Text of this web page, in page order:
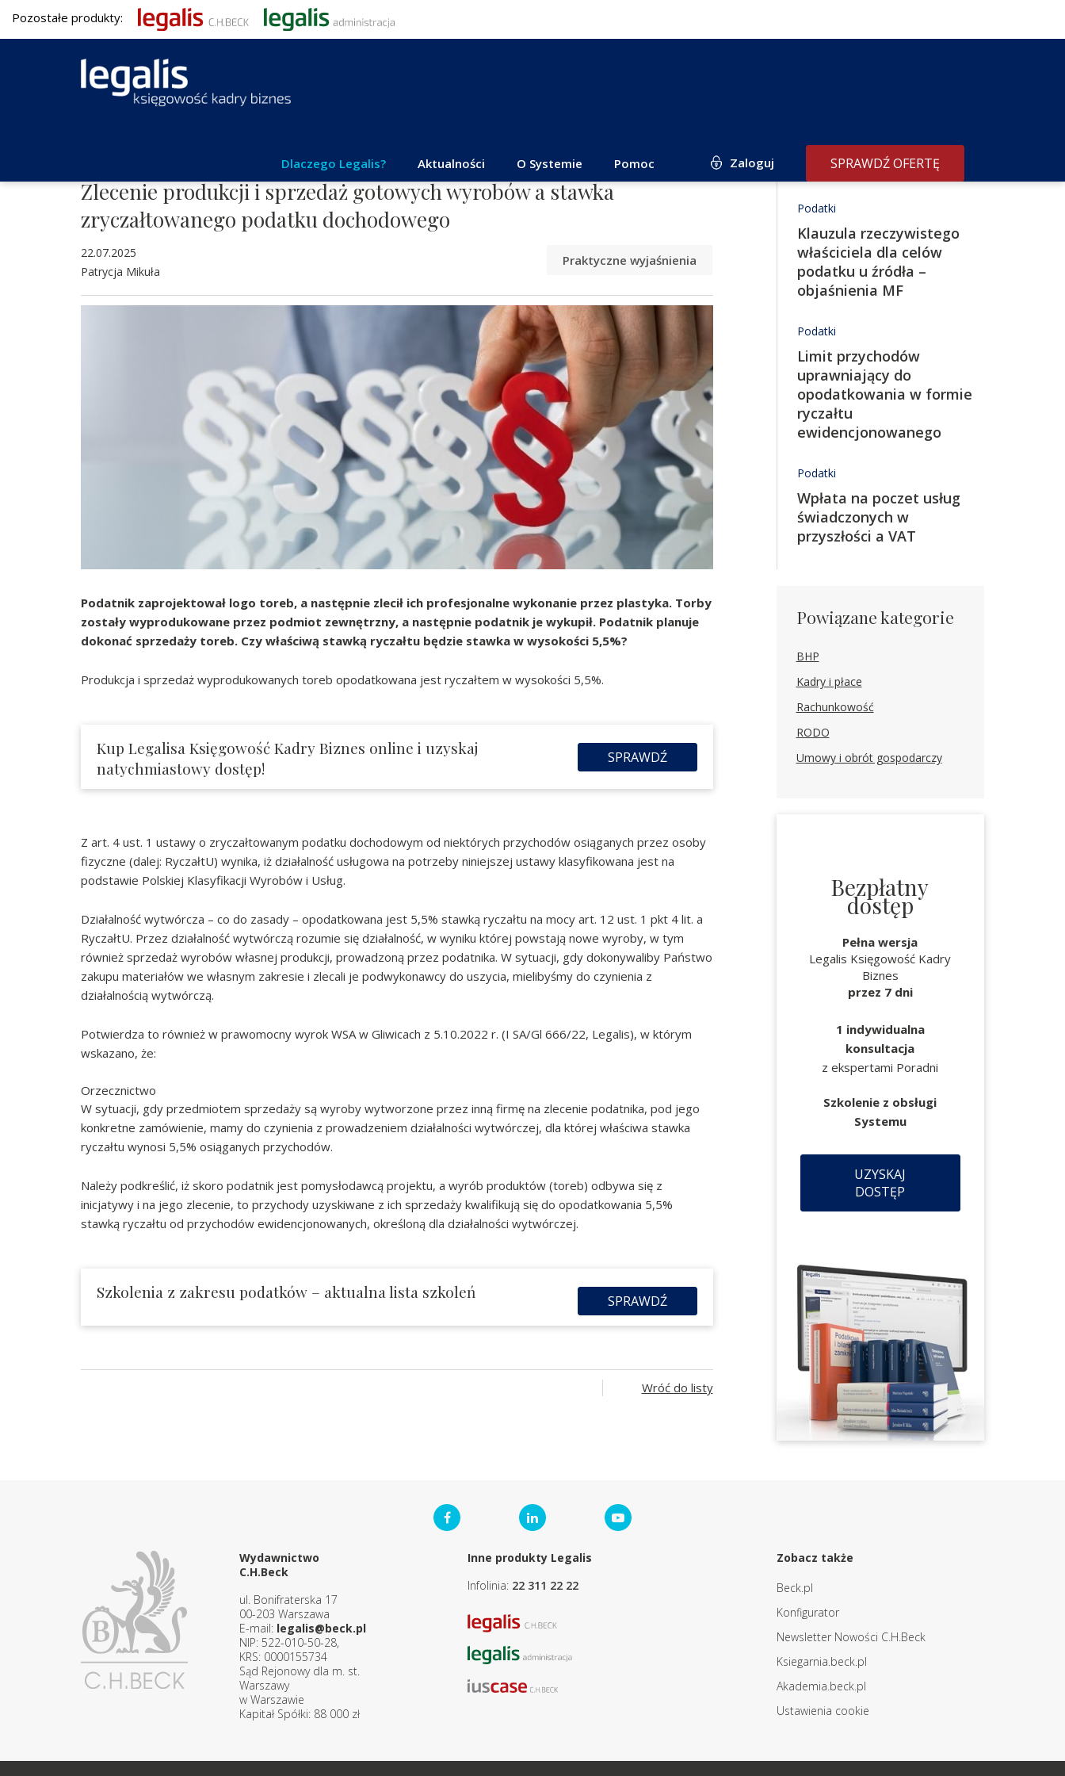
Pozostałe produkty:
Dlaczego Legalis? Aktualności O Systemie Pomoc Zaloguj SPRAWDŹ OFERTĘ
Zlecenie produkcji i sprzedaż gotowych wyrobów a stawka
zryczałtowanego podatku dochodowego
22.07.2025
Patrycja Mikuła
Praktyczne wyjaśnienia
Podatnik zaprojektował logo toreb, a następnie zlecił ich profesjonalne wykonanie przez plastyka. Torby
zostały wyprodukowane przez podmiot zewnętrzny, a następnie podatnik je wykupił. Podatnik planuje
dokonać sprzedaży toreb. Czy właściwą stawką ryczałtu będzie stawka w wysokości 5,5%?
Produkcja i sprzedaż wyprodukowanych toreb opodatkowana jest ryczałtem w wysokości 5,5%.
Kup Legalisa Księgowość Kadry Biznes online i uzyskaj
natychmiastowy dostęp!
SPRAWDŹ
Z art. 4 ust. 1 ustawy o zryczałtowanym podatku dochodowym od niektórych przychodów osiąganych przez osoby
fizyczne (dalej: RyczałtU) wynika, iż działalność usługowa na potrzeby niniejszej ustawy klasyfikowana jest na
podstawie Polskiej Klasyfikacji Wyrobów i Usług.
Działalność wytwórcza – co do zasady – opodatkowana jest 5,5% stawką ryczałtu na mocy art. 12 ust. 1 pkt 4 lit. a
RyczałtU. Przez działalność wytwórczą rozumie się działalność, w wyniku której powstają nowe wyroby, w tym
również sprzedaż wyrobów własnej produkcji, prowadzoną przez podatnika. W sytuacji, gdy dokonywaliby Państwo
zakupu materiałów we własnym zakresie i zlecali je podwykonawcy do uszycia, mielibyśmy do czynienia z
działalnością wytwórczą.
Potwierdza to również w prawomocny wyrok WSA w Gliwicach z 5.10.2022 r. (I SA/Gl 666/22, Legalis), w którym
wskazano, że:
Orzecznictwo
W sytuacji, gdy przedmiotem sprzedaży są wyroby wytworzone przez inną firmę na zlecenie podatnika, pod jego
konkretne zamówienie, mamy do czynienia z prowadzeniem działalności wytwórczej, dla której właściwa stawka
ryczałtu wynosi 5,5% osiąganych przychodów.
Należy podkreślić, iż skoro podatnik jest pomysłodawcą projektu, a wyrób produktów (toreb) odbywa się z
inicjatywy i na jego zlecenie, to przychody uzyskiwane z ich sprzedaży kwalifikują się do opodatkowania 5,5%
stawką ryczałtu od przychodów ewidencjonowanych, określoną dla działalności wytwórczej.
Szkolenia z zakresu podatków – aktualna lista szkoleń SPRAWDŹ
Wróć do listy
Redakcja poleca
Podatki
Klauzula rzeczywistego
właściciela dla celów
podatku u źródła –
objaśnienia MF
Podatki
Limit przychodów
uprawniający do
opodatkowania w formie
ryczałtu
ewidencjonowanego
Podatki
Wpłata na poczet usług
świadczonych w
przyszłości a VAT
Powiązane kategorie
BHP
Kadry i płace
Rachunkowość
RODO
Umowy i obrót gospodarczy
Bezpłatny
dostęp
Pełna wersja
Legalis Księgowość Kadry
Biznes
przez 7 dni
1 indywidualna
konsultacja
z ekspertami Poradni
Szkolenie z obsługi
Systemu
UZYSKAJ
DOSTĘP
Wydawnictwo
C.H.Beck
ul. Bonifraterska 17
00-203 Warszawa
E-mail: legalis@beck.pl
NIP: 522-010-50-28,
KRS: 0000155734
Sąd Rejonowy dla m. st.
Warszawy
w Warszawie
Kapitał Spółki: 88 000 zł
Inne produkty Legalis
Infolinia: 22 311 22 22
Zobacz także
Beck.pl
Konfigurator
Newsletter Nowości C.H.Beck
Ksiegarnia.beck.pl
Akademia.beck.pl
Ustawienia cookie